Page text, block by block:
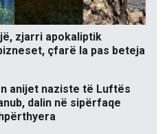
zjarri apokaliptik
çfarë la pas beteja
anijet naziste të Luftës
dalin në sipërfaqe